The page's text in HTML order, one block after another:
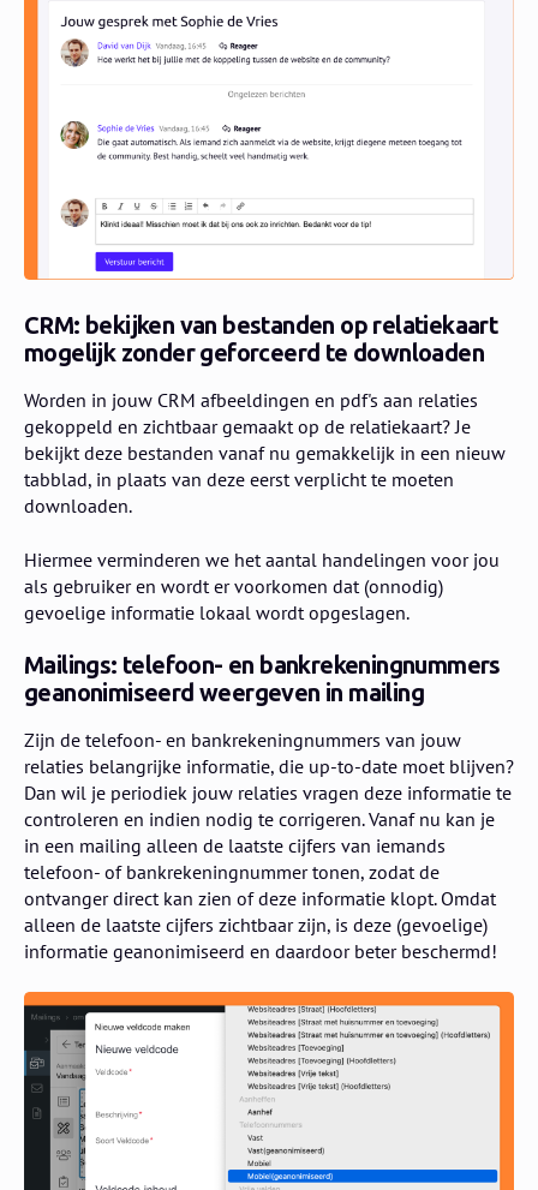
CRM: bekijken van bestanden op relatiekaart
mogelijk zonder geforceerd te downloaden
Worden in jouw CRM afbeeldingen en pdf's aan relaties
gekoppeld en zichtbaar gemaakt op de relatiekaart? Je
bekijkt deze bestanden vanaf nu gemakkelijk in een nieuw
tabblad, in plaats van deze eerst verplicht te moeten
downloaden.
Hiermee verminderen we het aantal handelingen voor jou
als gebruiker en wordt er voorkomen dat (onnodig)
gevoelige informatie lokaal wordt opgeslagen.
Mailings: telefoon- en bankrekeningnummers
geanonimiseerd weergeven in mailing
Zijn de telefoon- en bankrekeningnummers van jouw
relaties belangrijke informatie, die up-to-date moet blijven?
Dan wil je periodiek jouw relaties vragen deze informatie te
controleren en indien nodig te corrigeren. Vanaf nu kan je
in een mailing alleen de laatste cijfers van iemands
telefoon- of bankrekeningnummer tonen, zodat de
ontvanger direct kan zien of deze informatie klopt. Omdat
alleen de laatste cijfers zichtbaar zijn, is deze (gevoelige)
informatie geanonimiseerd en daardoor beter beschermd!